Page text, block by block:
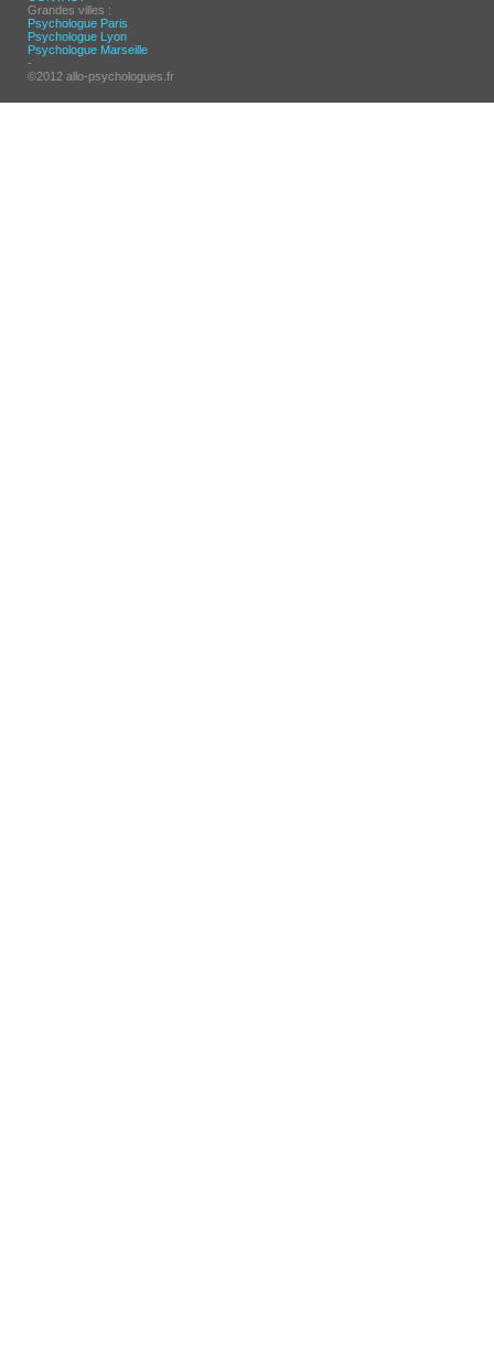
Grandes villes :
Psychologue Paris
Psychologue Lyon
Psychologue Marseille
-
©2012 allo-psychologues.fr